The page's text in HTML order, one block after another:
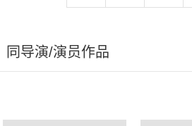
同导演/演员作品